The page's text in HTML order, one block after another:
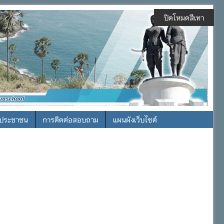
ระชาชน การติดต่อสอบถาม แผนผังเว็บไซต์
ปิดโหมดสีเทา